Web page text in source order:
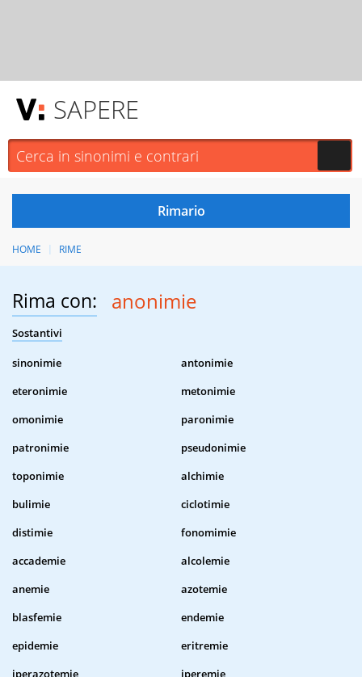
SAPERE
HOME RIME
Rima con: anonimie
Sostantivi
sinonimie
antonimie
eteronimie
metonimie
omonimie
paronimie
patronimie
pseudonimie
toponimie
alchimie
bulimie
ciclotimie
distimie
fonomimie
accademie
alcolemie
anemie
azotemie
blasfemie
endemie
epidemie
eritremie
iperazotemie
iperemie